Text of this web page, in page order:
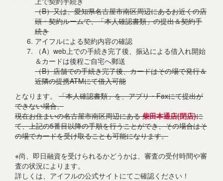
（B）又は、愛知県名古屋市南区周辺にあるお近くの店
頭・契約ルームで、「本人確認書類」の提出＆契約手
続き
アイフルによる契約内容の確認
（A）web上での手続き完了後、振込による借入れ開始
＆カードは後程ご自宅へ郵送
（B）店舗での手続き完了後、カードはその場で発行＆
近隣の提携ATMにて借入可能
となります。 「本人確認書類」を、アプリ・Faxにて提出が
できない場合、
現在お住まいの名古屋市南区周辺にある柴田本通店(閉店)に
て、上記の5番目以降の手順を行うことができ、その場合はそ
の場でカードを受け取ることも可能になります。
※尚、即日融資を受けられるかどうかは、審査の受付時間や審
査の状況によります。
詳しくは、アイフルの公式サイトにてご確認ください！